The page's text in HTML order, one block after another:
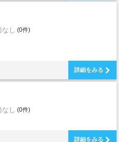
なし (0件)
詳細をみる
なし (0件)
詳細をみる